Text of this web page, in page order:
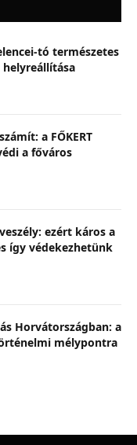
tó természetes
a FŐKERT
a főváros
ezért káros a
így védekezhetünk
Horvátországban: a
mélypontra